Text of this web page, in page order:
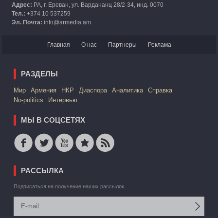
Адрес: РА, г. Ереван, ул. Вардананц 28/2-34, инд. 0070
Тел.: +374 10 537259
Эл. Почта: info@armedia.am
Главная О нас Партнеры Реклама
РАЗДЕЛЫ
Mир Армения НКР Диаспора Аналитика
Справка
No-politics
Интервью
МЫ В СОЦСЕТЯХ
РАССЫЛКА
Подписаться на получение наших рассылок